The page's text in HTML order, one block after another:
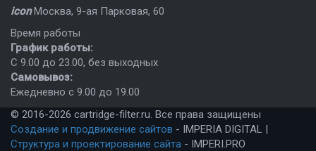
icon Москва, 9-ая Парковая, 60
Время работы
График работы:
C 9.00 до 23.00, без выходных
Самовывоз:
Ежедневно с 9.00 до 19.00
© 2016-2026 cartridge-filter.ru. Все права защищены
Создание и продвижение сайтов - IMPERIA DIGITAL |
Структура и проектирование сайта - IMPERI.PRO